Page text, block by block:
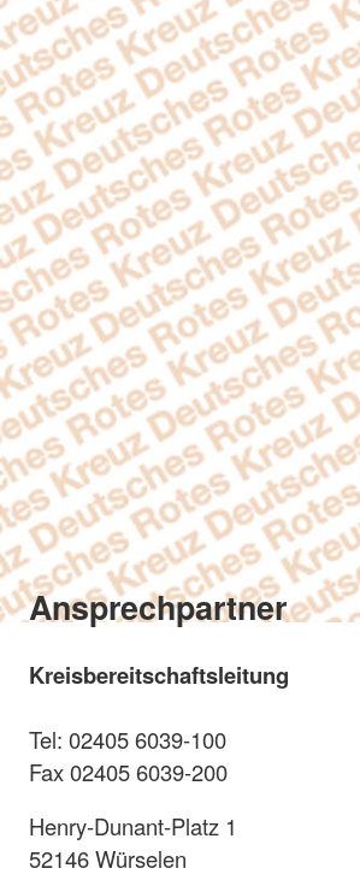
Ansprechpartner
Kreisbereitschaftsleitung
Tel: 02405 6039-100
Fax 02405 6039-200
Henry-Dunant-Platz 1
52146 Würselen